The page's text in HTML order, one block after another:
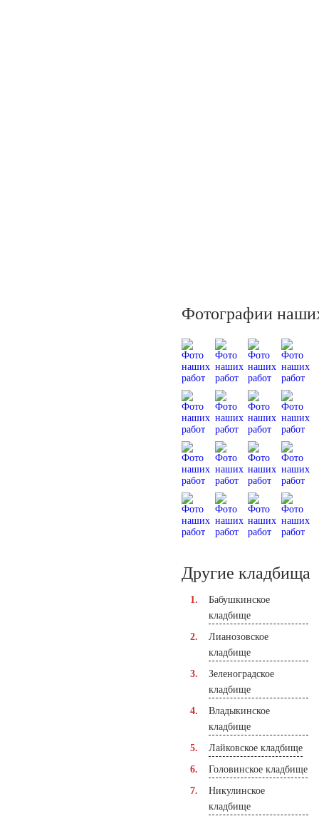
Фотографии
Другие кладбища
Бабушкинское
кладбище
Лианозовское
кладбище
Зеленоградское
кладбище
Владыкинское
кладбище
Лайковское кладбище
Головинское кладбище
Никулинское
кладбище